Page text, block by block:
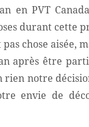
en PVT
durant cette
pas chose aisée,
après être parti
rien notre
envie de